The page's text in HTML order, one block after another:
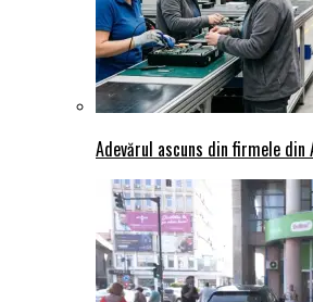
Adevărul ascuns din firmele